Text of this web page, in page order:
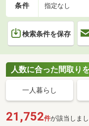
条件 指定なし
検索条件を保存
人数に合った間取り
一人暮らし
21,752件が該当しまし